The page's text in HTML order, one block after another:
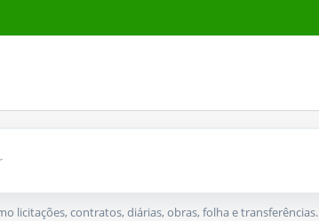
licitações, contratos, diárias, obras, folha e transferências.